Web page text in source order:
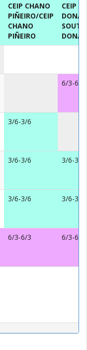
CEIP CHANO
PIÑEIRO/CEIP
CHANO
PIÑEIRO
CEIP
SOUTO
DONAS
6/3-6/3
3/6-3/6
3/6-3/6 3/6-3/6
3/6-3/6 3/6-3/6
6/3-6/3 6/3-6/3